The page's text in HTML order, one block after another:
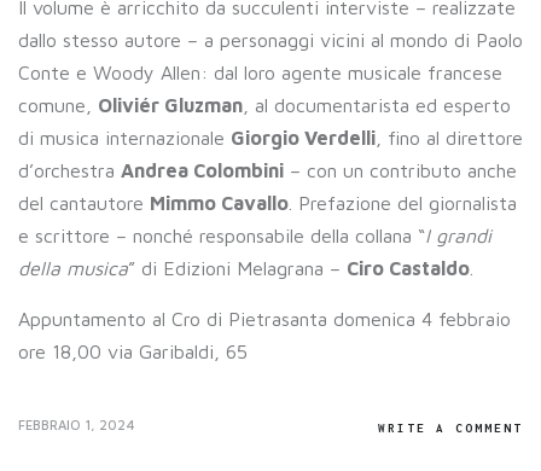
Il volume è arricchito da succulenti interviste – realizzate
dallo stesso autore – a personaggi vicini al mondo di Paolo
Conte e Woody Allen: dal loro agente musicale francese
comune, Oliviér Gluzman , al documentarista ed esperto
di musica internazionale Giorgio Verdelli , fino al direttore
d’orchestra Andrea Colombini – con un contributo anche
del cantautore Mimmo Cavallo . Prefazione del giornalista
e scrittore – nonché responsabile della collana “I grandi
della musica” di Edizioni Melagrana – Ciro Castaldo
Appuntamento al Cro di Pietrasanta domenica 4 febbraio
ore 18,00 via Garibaldi, 65
FEBBRAIO 1, 2024 WRITE A COMMENT